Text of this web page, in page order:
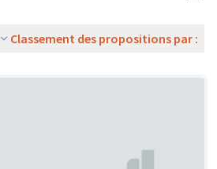
Classement des propositions par :